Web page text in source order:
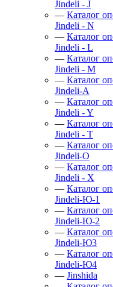
Jindeli - J
— Каталог
Jindeli - N
— Каталог
Jindeli - L
— Каталог
Jindeli - M
— Каталог
Jindeli-А
— Каталог
Jindeli - Y
— Каталог
Jindeli - Т
— Каталог
Jindeli-О
— Каталог
Jindeli - X
— Каталог
Jindeli-Ю-1
— Каталог
Jindeli-Ю-2
— Каталог
Jindeli-Ю3
— Каталог
Jindeli-Ю4
— Jinshida